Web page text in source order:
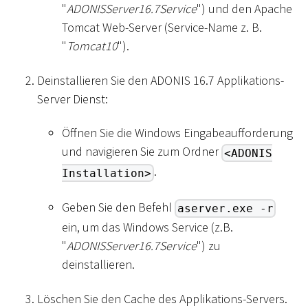
"ADONISServer16.7Service") und den Apache
Tomcat Web-Server (Service-Name z. B.
" Tomcat10").
Deinstallieren Sie den ADONIS 16.7 Applikations-
Server Dienst:
Öffnen Sie die Windows Eingabeaufforderung
und navigieren Sie zum Ordner <ADONIS
Installation> .
Geben Sie den Befehl aserver.exe -r
ein, um das Windows Service (z.B.
"ADONISServer16.7Service") zu
deinstallieren.
Löschen Sie den Cache des Applikations-Servers.